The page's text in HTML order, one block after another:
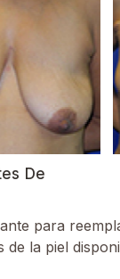
De
para
la piel